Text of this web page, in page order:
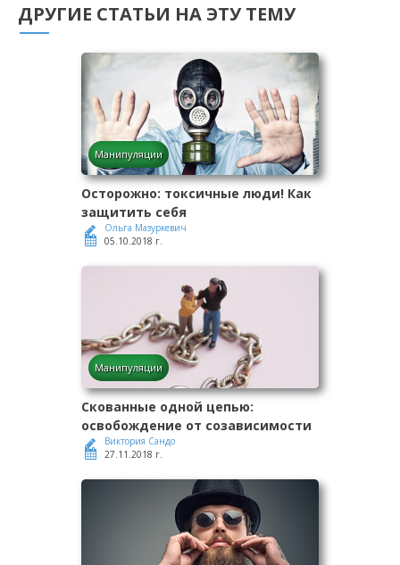
ДРУГИЕ СТАТЬИ НА ЭТУ ТЕМУ
Манипуляции
Осторожно: токсичные люди! Как
защитить себя
Ольга Мазуркевич
05.10.2018 г.
Манипуляции
Скованные одной цепью:
освобождение от созависимости
Виктория Сандо
27.11.2018 г.